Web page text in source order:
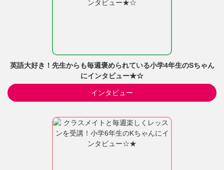
英語大好き！先生からも毎週褒められている小学4年生のSちゃん
にインタビュー★☆
インタビュー